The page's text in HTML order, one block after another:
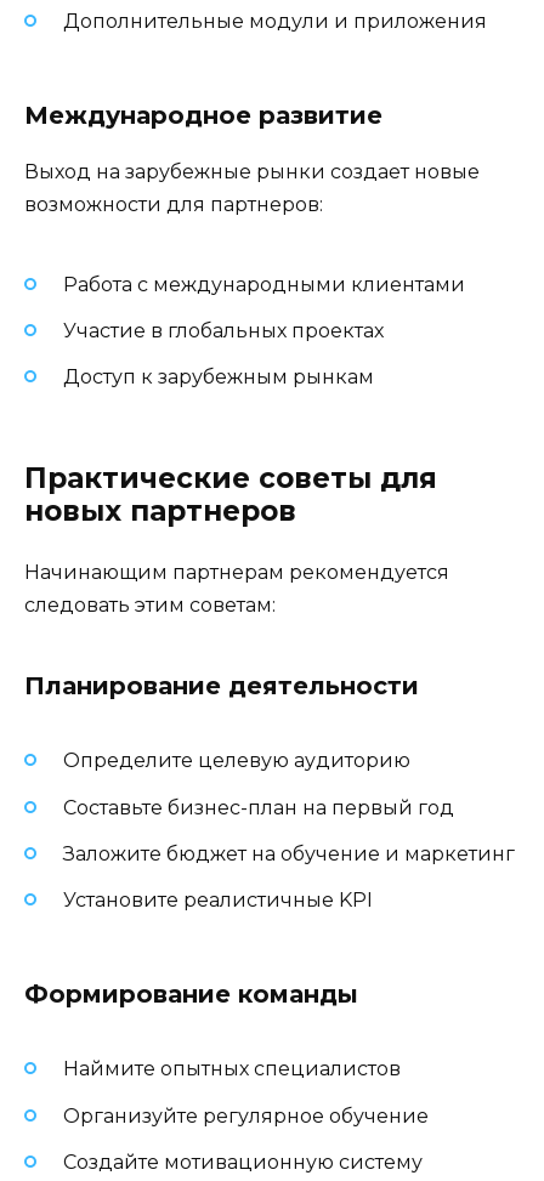
Дополнительные модули и приложения
Международное развитие
Выход на зарубежные рынки создает новые
возможности для партнеров:
Работа с международными клиентами
Участие в глобальных проектах
Доступ к зарубежным рынкам
Практические советы для
новых партнеров
Начинающим партнерам рекомендуется
следовать этим советам:
Планирование деятельности
Определите целевую аудиторию
Составьте бизнес-план на первый год
Заложите бюджет на обучение и маркетинг
Установите реалистичные KPI
Формирование команды
Наймите опытных специалистов
Организуйте регулярное обучение
Создайте мотивационную систему